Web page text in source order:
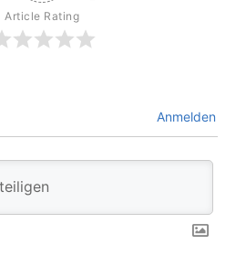
Article Rating
Anmelden